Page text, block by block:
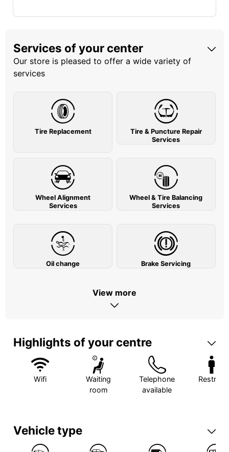
Services of your center
Our store is pleased to offer a wide variety of
services
Tire Replacement
Tire & Puncture Repair
Services
Wheel Alignment
Services
Wheel & Tire Balancing
Services
Oil change Brake Servicing
View more
Highlights of your centre
Wifi
Waiting
room
Telephone
available
Vehicle type